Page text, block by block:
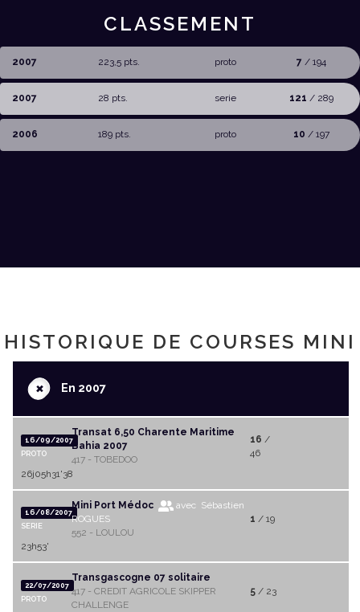
CLASSEMENT
2007 223,5 pts. proto 7 / 194
2007 28 pts. serie 121 / 289
2006 189 pts. proto 10 / 197
HISTORIQUE DE COURSES MINI
+En 2007
16/09/2007
PROTO
Transat 6,50 Charente Maritime
Bahia 2007
417 - TOBEDOO
16 /
46
26j05h31'38
16/08/2007
SERIE
Mini Port Médoc
avec Sébastien
ROGUES
552 - LOULOU
1 / 19
23h53'
22/07/2007
PROTO
Transgascogne 07 solitaire
417 - CREDIT AGRICOLE SKIPPER
CHALLENGE
5/ 23